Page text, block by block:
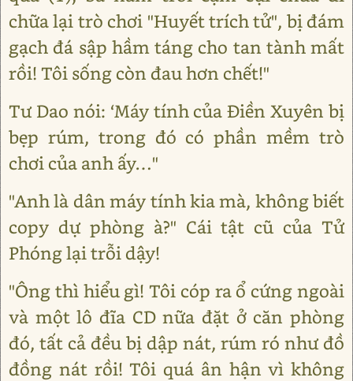
chữa lại trò chơi "Huyết trích tử", bị đám
gạch đá sập hầm táng cho tan tành mất
rồi! Tôi sống còn đau hơn chết!"
Tư Dao nói: ‘Máy tính của Điền Xuyên bị
bẹp rúm, trong đó có phần mềm trò
chơi của anh ấy…"
"Anh là dân máy tính kia mà, không biết
copy dự phòng à?" Cái tật cũ của Tử
Phóng lại trỗi dậy!
"Ông thì hiểu gì! Tôi cóp ra ổ cứng ngoài
và một lô đĩa CD nữa đặt ở căn phòng
đó, tất cả đều bị dập nát, rúm ró như đồ
đồng nát rồi! Tôi quá ân hận vì không